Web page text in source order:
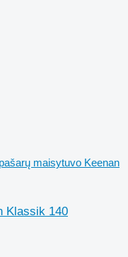
maisytuvo Keenan
Klassik 140